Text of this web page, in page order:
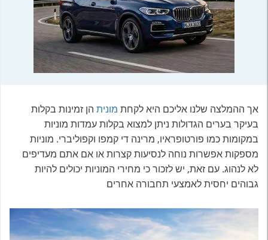
אך ההמלצה שלנו אליכם היא לקחת מונית הן זמינות בקלות
בעיקר בערים הגדולות ניתן למצוא בקלות עמדות מוניות
במקומות כמו פורטופראיו, מרינה די קמפו וקפוליברי. מוניות
מספקות אפשרות נוחה לנסיעות קצרות או אם אתם מעדיפים
לא לנהוג. עם זאת, יש לזכור כי מחירי המוניות יכולים להיות
גבוהים יחסית לאמצעי תחבורה אחרים